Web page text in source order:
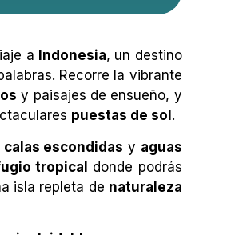
a Indonesia, un destino
Recorre la vibrante
y paisajes de ensueño, y
puestas de sol .
calas escondidas y aguas
tropical donde podrás
isla repleta de naturaleza